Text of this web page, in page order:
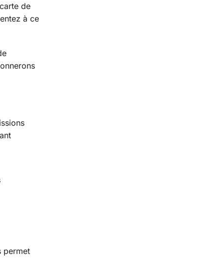
de
à ce
permet